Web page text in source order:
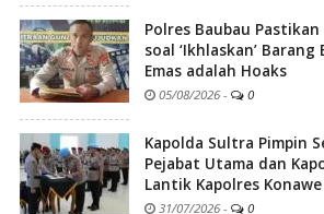
Polres Baubau
soal ‘Ikhlaskan’
Emas adalah Hoaks
05/08/2026 - 0
Kapolda Sultra Pimpin
Pejabat Utama dan
Lantik Kapolres
31/07/2026 - 0